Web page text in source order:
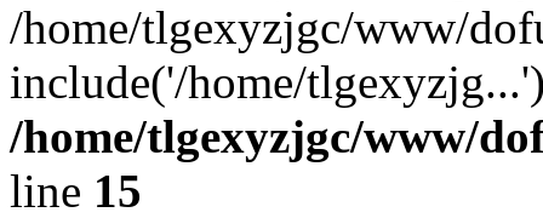
/home/tlgexyzjgc/www/
include('/home/
/home/tlgexyzjgc/www/
line 15